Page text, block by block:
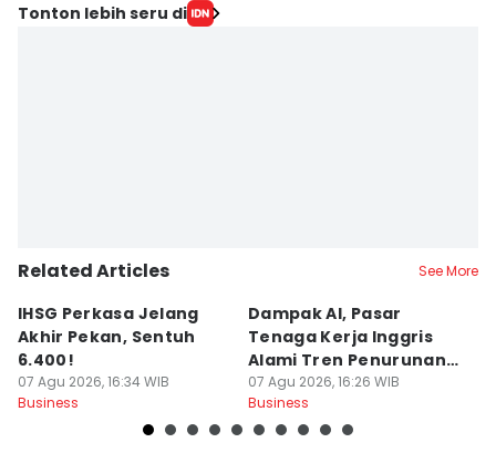
Tonton lebih seru di
Related Articles See More
IHSG Perkasa Jelang
Akhir Pekan, Sentuh
6.400!
07 Agu 2026, 16:34 WIB
Business
Dampak AI, Pasar
Tenaga Kerja Inggris
Alami Tren Penurunan
Terpanjang
07 Agu 2026, 16:26 WIB
Business